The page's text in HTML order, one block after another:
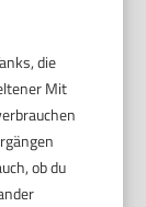
die
Mit
ob du